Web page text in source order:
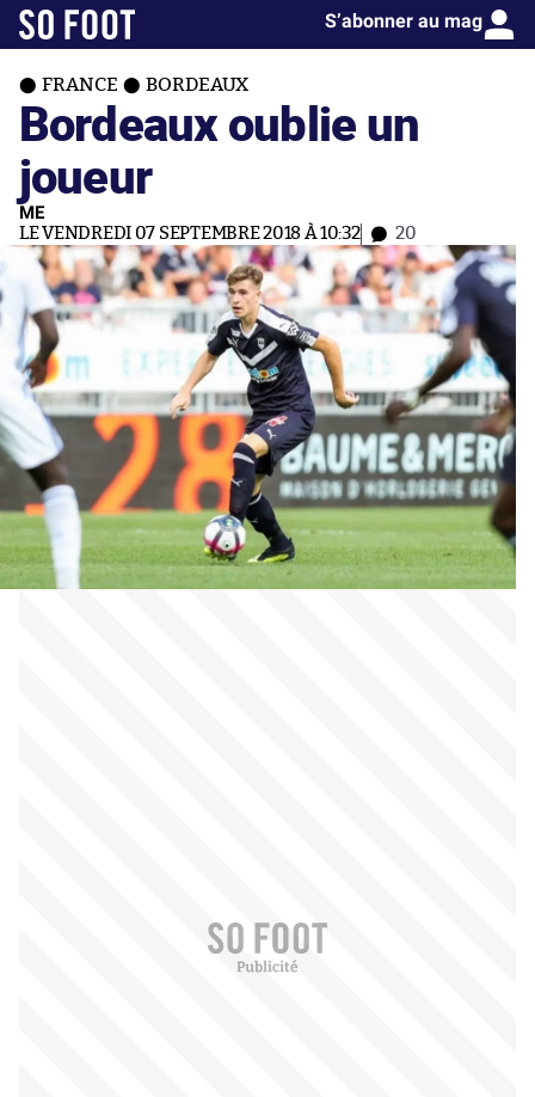
S’abonner au mag
FRANCE BORDEAUX
Bordeaux oublie un
joueur
ME
LE VENDREDI 07 SEPTEMBRE 2018 À 10:32 20